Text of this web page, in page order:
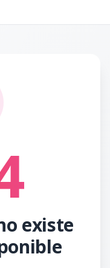
existe
Dominicana